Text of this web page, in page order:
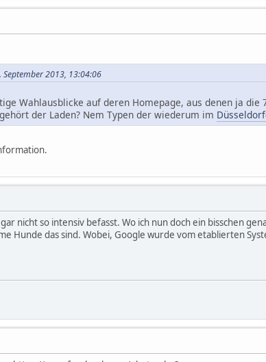
2013, 13:04:06
Wahlausblicke auf deren Homepage, aus denen ja
der Laden? Nem Typen der wiederum im
nicht so intensiv befasst. Wo ich nun doch ein bisschen
Hunde das sind. Wobei, Google wurde vom etablierten